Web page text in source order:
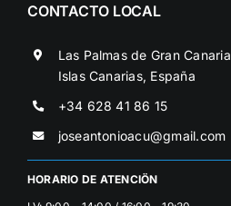
CONTACTO LOCAL
Las Palmas de Gran Canaria
Islas Canarias, España
+34 628 41 86 15
joseantonioacu@gmail.com
HORARIO DE ATENCIÖN